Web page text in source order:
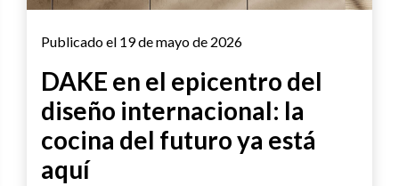
Publicado el 19 de mayo de 2026
DAKE en el epicentro del
diseño internacional: la
cocina del futuro ya está
aquí